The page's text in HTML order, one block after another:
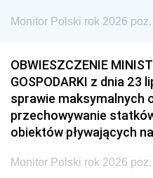
Monitor Polski rok 2026
OBWIESZCZENIE
GOSPODARKI z dnia 23
sprawie maksymalnych
przechowywanie
obiektów pływających
Monitor Polski rok 2026 poz.